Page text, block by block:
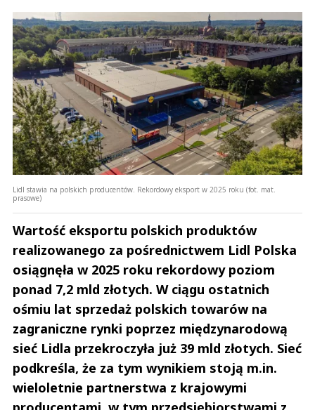
Lidl stawia na polskich producentów. Rekordowy eksport w 2025 roku (fot. mat.
prasowe)
Wartość eksportu polskich produktów
realizowanego za pośrednictwem Lidl Polska
osiągnęła w 2025 roku rekordowy poziom
ponad 7,2 mld złotych. W ciągu ostatnich
ośmiu lat sprzedaż polskich towarów na
zagraniczne rynki poprzez międzynarodową
sieć Lidla przekroczyła już 39 mld złotych. Sieć
podkreśla, że za tym wynikiem stoją m.in.
wieloletnie partnerstwa z krajowymi